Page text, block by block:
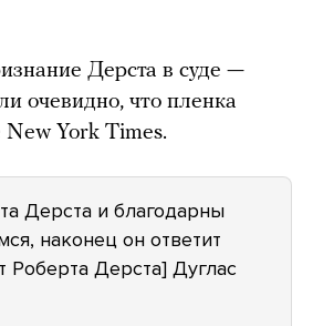
Дерста в суде —
очевидно, что пленка
New York Times.
Дерста и благодарны
наконец он ответит
Роберта Дерста] Дуглас